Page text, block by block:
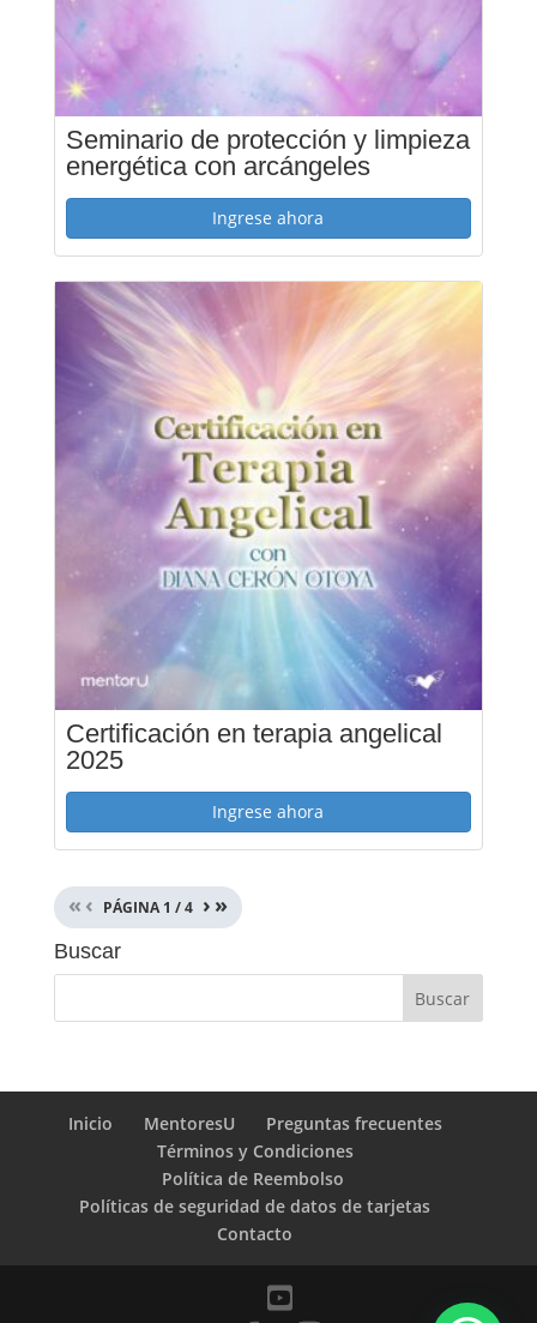
Seminario de protección y limpieza
energética con arcángeles
Ingrese ahora
Certificación en terapia angelical
2025
Ingrese ahora
« ‹ › »
PÁGINA 1 /4
Buscar
Inicio MentoresU
Preguntas frecuentes
Términos y Condiciones
Política de Reembolso
Políticas de seguridad de datos de tarjetas
Contacto